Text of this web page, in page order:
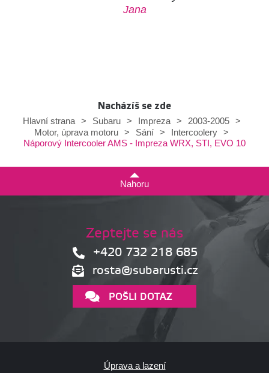
Jana
Nacházíš se zde
Hlavní strana
> Subaru > Impreza > 2003-2005
>
Motor, úprava motoru > Sání > Intercoolery >
Náporový Intercooler AMS - Impreza WRX, STI, EVO 10
Nahoru
Zeptejte se nás
+420 732 218 685
rosta@subarusti.cz
POŠLI DOTAZ
Úprava a lazení